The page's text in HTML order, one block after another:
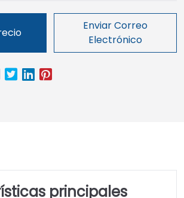
Enviar Correo
Electrónico
principales